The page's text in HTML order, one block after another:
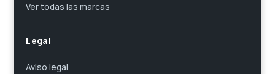
Ver todas las marcas
Legal
Aviso legal